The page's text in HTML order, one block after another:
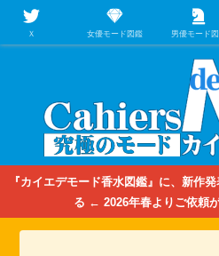
【映画/音楽の中のファッション＆香水】
パレル業界人のため
『カイエデモード香水図鑑』に、新作
る ← 2026年春よりご依頼
Ｘ 女優モード図鑑 男優モード